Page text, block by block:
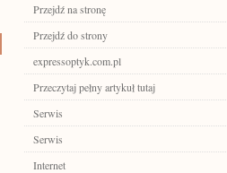
Przejdź na stronę
Przejdź do strony
expressoptyk.com.pl
Przeczytaj pełny artykuł tutaj
Serwis
Serwis
Internet